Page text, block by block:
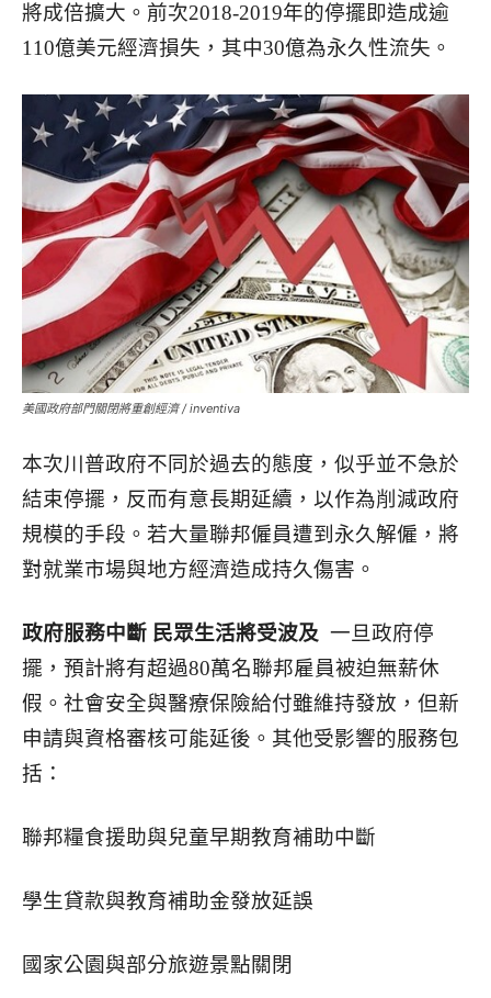
將成倍擴大。前次2018-2019年的停擺即造成逾
110億美元經濟損失，其中30億為永久性流失。
美國政府部門關閉將重創經濟 / inventiva
本次川普政府不同於過去的態度，似乎並不急於
結束停擺，反而有意長期延續，以作為削減政府
規模的手段。若大量聯邦僱員遭到永久解僱，將
對就業市場與地方經濟造成持久傷害。
政府服務中斷 民眾生活將受波及 一旦政府停
擺，預計將有超過80萬名聯邦雇員被迫無薪休
假。社會安全與醫療保險給付雖維持發放，但新
申請與資格審核可能延後。其他受影響的服務包
括：
聯邦糧食援助與兒童早期教育補助中斷
學生貸款與教育補助金發放延誤
國家公園與部分旅遊景點關閉